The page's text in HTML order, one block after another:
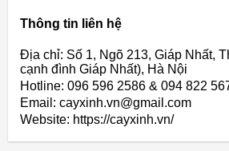
Thông tin liên hệ
Địa chỉ: Số 1, Ngõ 213, Giáp Nhất,
cạnh đình Giáp Nhất), Hà Nội
Hotline: 096 596 2586 & 094 822
Email: cayxinh.vn@gmail.com
Website: https://cayxinh.vn/